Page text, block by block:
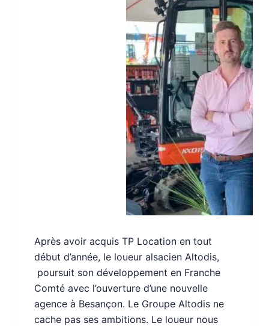
Après avoir acquis TP Location en tout
début d’année, le loueur alsacien Altodis,
poursuit son développement en Franche
Comté avec l’ouverture d’une nouvelle
agence à Besançon. Le Groupe Altodis ne
cache pas ses ambitions. Le loueur nous